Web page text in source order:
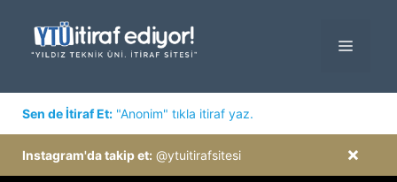
MENÜ
Sen de İtiraf Et: "Anonim" tıkla itiraf yaz.
×
Instagram'da takip et: @ytuitirafsitesi